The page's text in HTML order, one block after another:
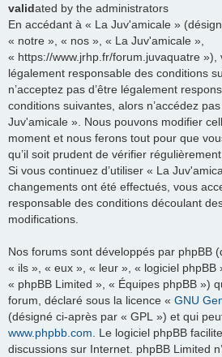
validated by the administrators
En accédant à « La Juv'amicale »
« notre », « nos », « La Juv'amicale »,
« https://www.jrhp.fr/forum.juvaquatre »),
légalement responsable des conditions
n’acceptez pas d’être légalement
conditions suivantes, alors n’accédez
Juv'amicale ». Nous pouvons modifier
moment et nous ferons tout pour que
qu’il soit prudent de vérifier
Si vous continuez d’utiliser « La
changements ont été effectués, vous
responsable des conditions découlant
modifications.
Nos forums sont développés par phpBB
« ils », « eux », « leur », « logiciel phpBB
« phpBB Limited », « Équipes phpBB »)
forum, déclaré sous la licence « GNU
(désigné ci-après par « GPL ») et qui
www.phpbb.com. Le logiciel phpBB
discussions sur Internet. phpBB Limited